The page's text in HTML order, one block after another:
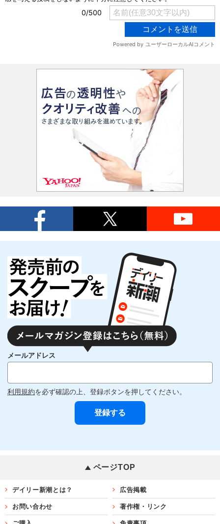
メールアドレス
利用規約を必ず確認の上、登録ボタンを押してください。
ページTOP
デイリー新潮とは？ 広告掲載
お問い合わせ 著作権・リンク